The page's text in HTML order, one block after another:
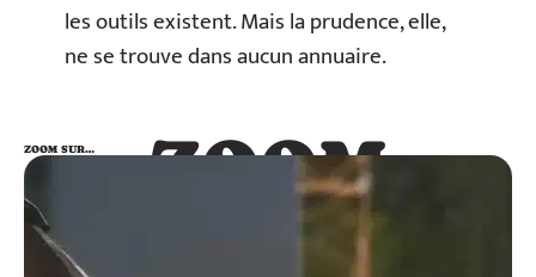
les outils existent. Mais la prudence, elle,
ne se trouve dans aucun annuaire.
ZOOM
SUR…
ZOOM SUR…